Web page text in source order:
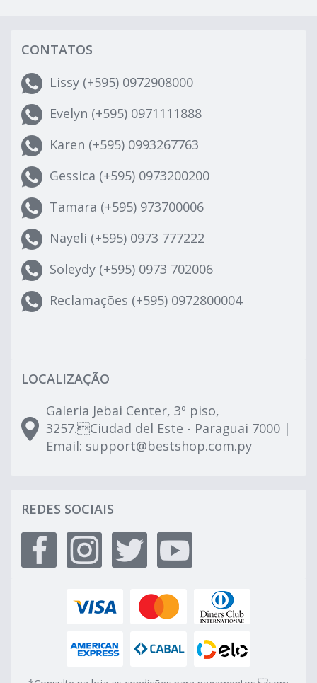
CONTATOS
Lissy (+595) 0972908000
Evelyn (+595) 0971111888
Karen (+595) 0993267763
Gessica (+595) 0973200200
Tamara (+595) 973700006
Nayeli (+595) 0973 777222
Soleydy (+595) 0973 702006
Reclamações (+595) 0972800004
LOCALIZAÇÃO
Galeria Jebai Center, 3º piso,
3257.Ciudad del Este - Paraguai 7000 |
Email: support@bestshop.com.py
REDES SOCIAIS